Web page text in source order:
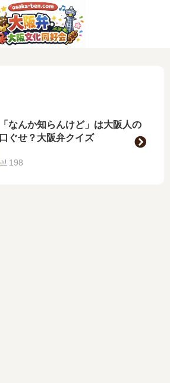
「なんか知らんけど」は大阪人の
口ぐせ？大阪弁クイズ
198